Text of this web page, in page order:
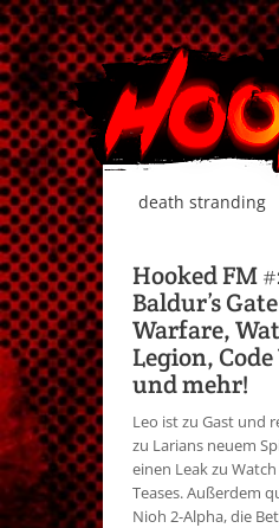
death stranding
Hooked FM
Baldur’s
Warfare,
Legion,
und mehr!
Leo ist zu Gast und
zu Larians neuem
einen Leak zu
Teases. Außerdem
Nioh 2-Alpha, die